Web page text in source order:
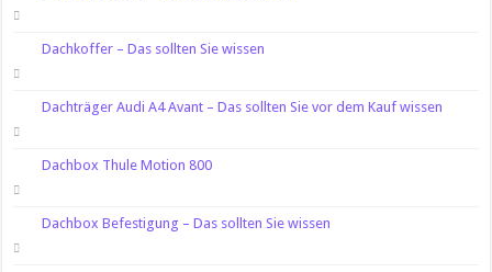
Dachkoffer – Das sollten Sie wissen
Dachträger Audi A4 Avant – Das sollten Sie vor dem Kauf wissen
Dachbox Thule Motion 800
Dachbox Befestigung – Das sollten Sie wissen